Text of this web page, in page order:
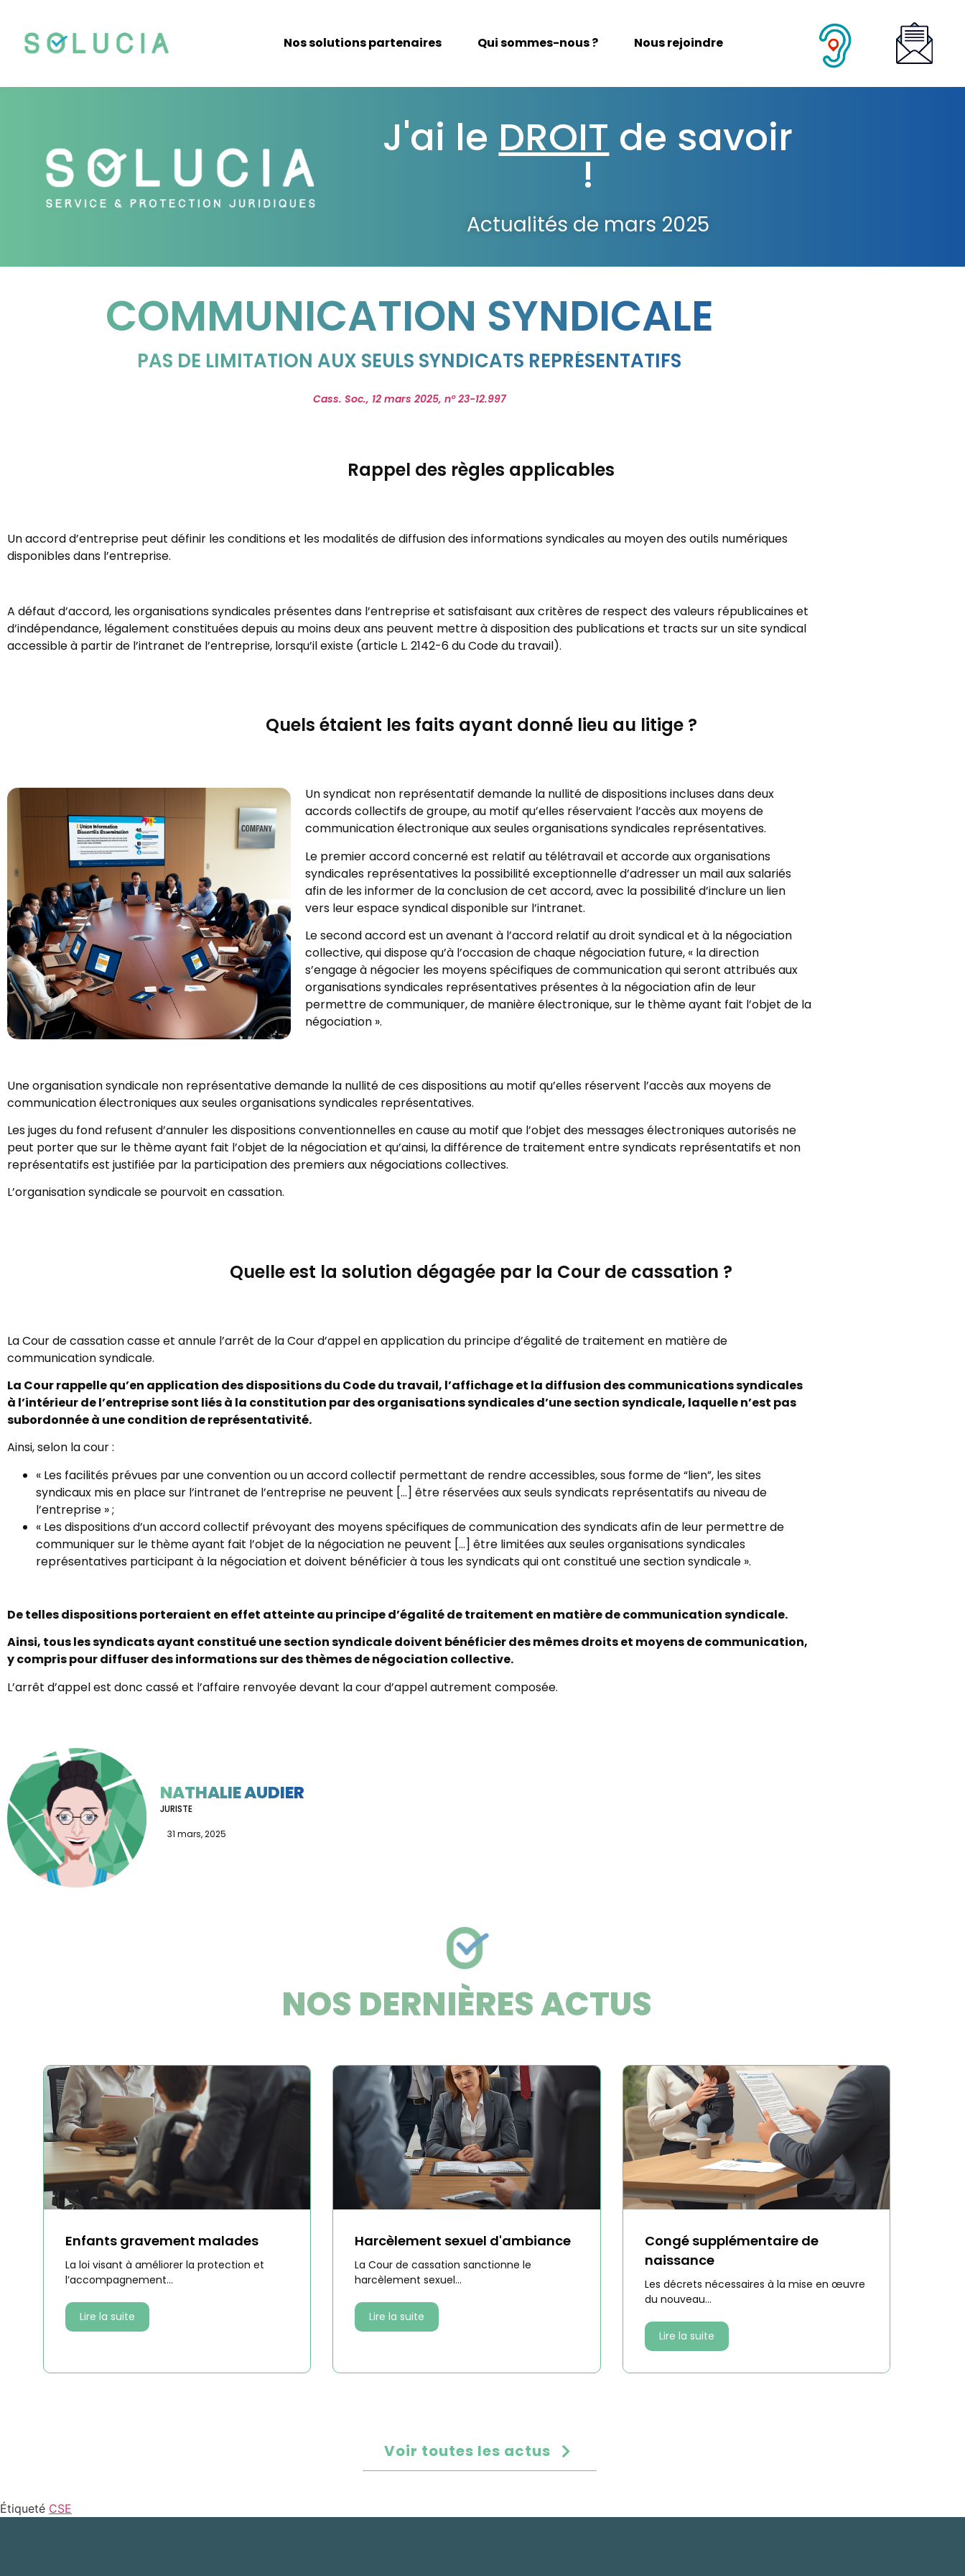
Nos solutions partenaires Qui sommes-nous ? Nous rejoindre
J'ai le DROIT de savoir
!
Actualités de mars 2025
COMMUNICATION SYNDICALE
PAS DE LIMITATION AUX SEULS SYNDICATS REPRÉSENTATIFS
Cass. Soc., 12 mars 2025, n° 23-12.997
Rappel des règles applicables
Un accord d’entreprise peut définir les conditions et les modalités de diffusion des informations syndicales au moyen des outils numériques
disponibles dans l’entreprise.
A défaut d’accord, les organisations syndicales présentes dans l’entreprise et satisfaisant aux critères de respect des valeurs républicaines et
d’indépendance, légalement constituées depuis au moins deux ans peuvent mettre à disposition des publications et tracts sur un site syndical
accessible à partir de l’intranet de l’entreprise, lorsqu’il existe (article L. 2142-6 du Code du travail).
Quels étaient les faits ayant donné lieu au litige ?
Un syndicat non représentatif demande la nullité de dispositions incluses dans deux
accords collectifs de groupe, au motif qu’elles réservaient l’accès aux moyens de
communication électronique aux seules organisations syndicales représentatives.
Le premier accord concerné est relatif au télétravail et accorde aux organisations
syndicales représentatives la possibilité exceptionnelle d’adresser un mail aux salariés
afin de les informer de la conclusion de cet accord, avec la possibilité d’inclure un lien
vers leur espace syndical disponible sur l’intranet.
Le second accord est un avenant à l’accord relatif au droit syndical et à la négociation
collective, qui dispose qu’à l’occasion de chaque négociation future, « la direction
s’engage à négocier les moyens spécifiques de communication qui seront attribués aux
organisations syndicales représentatives présentes à la négociation afin de leur
permettre de communiquer, de manière électronique, sur le thème ayant fait l’objet de la
négociation ».
Une organisation syndicale non représentative demande la nullité de ces dispositions au motif qu’elles réservent l’accès aux moyens de
communication électroniques aux seules organisations syndicales représentatives.
Les juges du fond refusent d’annuler les dispositions conventionnelles en cause au motif que l’objet des messages électroniques autorisés ne
peut porter que sur le thème ayant fait l’objet de la négociation et qu’ainsi, la différence de traitement entre syndicats représentatifs et non
représentatifs est justifiée par la participation des premiers aux négociations collectives.
L’organisation syndicale se pourvoit en cassation.
Quelle est la solution dégagée par la Cour de cassation ?
La Cour de cassation casse et annule l’arrêt de la Cour d’appel en application du principe d’égalité de traitement en matière de
communication syndicale.
La Cour rappelle qu’en application des dispositions du Code du travail, l’affichage et la diffusion des communications syndicales
à l’intérieur de l’entreprise sont liés à la constitution par des organisations syndicales d’une section syndicale, laquelle n’est pas
subordonnée à une condition de représentativité.
Ainsi, selon la cour :
« Les facilités prévues par une convention ou un accord collectif permettant de rendre accessibles, sous forme de “lien”, les sites
syndicaux mis en place sur l’intranet de l’entreprise ne peuvent […] être réservées aux seuls syndicats représentatifs au niveau de
l’entreprise » ;
« Les dispositions d’un accord collectif prévoyant des moyens spécifiques de communication des syndicats afin de leur permettre de
communiquer sur le thème ayant fait l’objet de la négociation ne peuvent […] être limitées aux seules organisations syndicales
représentatives participant à la négociation et doivent bénéficier à tous les syndicats qui ont constitué une section syndicale ».
De telles dispositions porteraient en effet atteinte au principe d’égalité de traitement en matière de communication syndicale.
Ainsi, tous les syndicats ayant constitué une section syndicale doivent bénéficier des mêmes droits et moyens de communication,
y compris pour diffuser des informations sur des thèmes de négociation collective.
L’arrêt d’appel est donc cassé et l’affaire renvoyée devant la cour d’appel autrement composée.
NATHALIE AUDIER
JURISTE
31 mars, 2025
NOS DERNIÈRES ACTUS
Enfants gravement malades
La loi visant à améliorer la protection et
l’accompagnement...
Lire la suite
Harcèlement sexuel d'ambiance
La Cour de cassation sanctionne le
harcèlement sexuel...
Lire la suite
Congé supplémentaire de
naissance
Les décrets nécessaires à la mise en œuvre
du nouveau...
Lire la suite
Voir toutes les actus
Étiqueté CSE